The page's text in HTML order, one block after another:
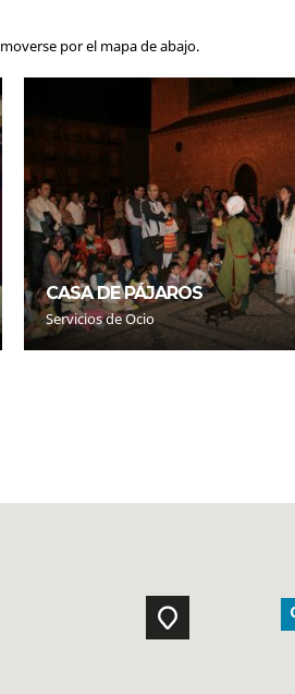
por el mapa de abajo.
CASA DE PÁJAROS
Servicios de Ocio